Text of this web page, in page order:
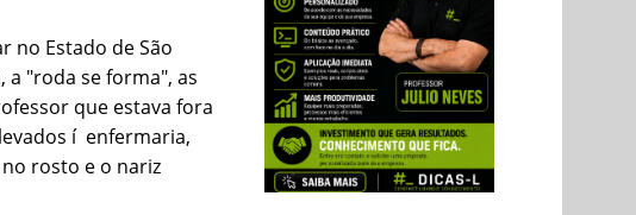
no Estado de São
a "roda se forma", as
que estava fora
í enfermaria,
rosto e o nariz